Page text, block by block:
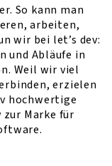
So kann man
arbeiten,
wir bei let’s dev:
und Abläufe in
Weil wir viel
erzielen
hochwertige
zur Marke für